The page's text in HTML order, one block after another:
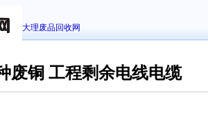
大理废品回收网
废铜 工程剩余电线电缆